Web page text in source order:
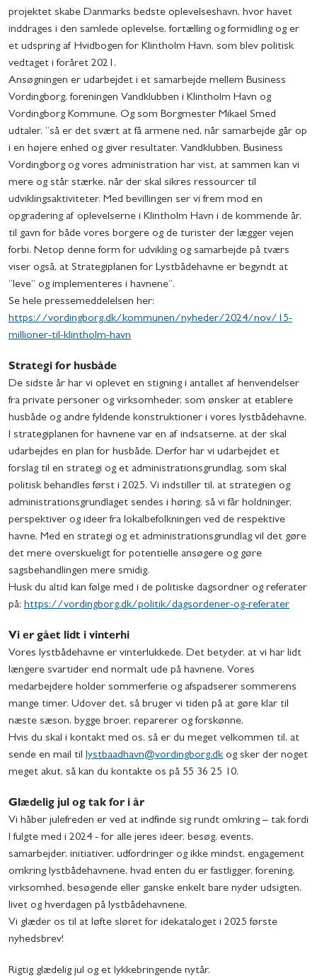
projektet skabe Danmarks bedste oplevelseshavn, hvor havet
inddrages i den samlede oplevelse, fortælling og formidling og er
et udspring af Hvidbogen for Klintholm Havn, som blev politisk
vedtaget i foråret 2021.
Ansøgningen er udarbejdet i et samarbejde mellem Business
Vordingborg, foreningen Vandklubben i Klintholm Havn og
Vordingborg Kommune. Og som Borgmester Mikael Smed
udtaler, ”så er det svært at få armene ned, når samarbejde går op
i en højere enhed og giver resultater. Vandklubben, Business
Vordingborg og vores administration har vist, at sammen kan vi
mere og står stærke, når der skal sikres ressourcer til
udviklingsaktiviteter. Med bevillingen ser vi frem mod en
opgradering af oplevelserne i Klintholm Havn i de kommende år,
til gavn for både vores borgere og de turister der lægger vejen
forbi. Netop denne form for udvikling og samarbejde på tværs
viser også, at Strategiplanen for Lystbådehavne er begyndt at
”leve” og implementeres i havnene”.
Se hele pressemeddelelsen her:
https://vordingborg.dk/kommunen/nyheder/2024/nov/15-
millioner-til-klintholm-havn
Strategi for husbåde
De sidste år har vi oplevet en stigning i antallet af henvendelser
fra private personer og virksomheder, som ønsker at etablere
husbåde og andre fyldende konstruktioner i vores lystbådehavne.
I strategiplanen for havnene var en af indsatserne, at der skal
udarbejdes en plan for husbåde. Derfor har vi udarbejdet et
forslag til en strategi og et administrationsgrundlag, som skal
politisk behandles først i 2025. Vi indstiller til, at strategien og
administrationsgrundlaget sendes i høring, så vi får holdninger,
perspektiver og ideer fra lokalbefolkningen ved de respektive
havne. Med en strategi og et administrationsgrundlag vil det gøre
det mere overskueligt for potentielle ansøgere og gøre
sagsbehandlingen mere smidig.
Husk du altid kan følge med i de politiske dagsordner og referater
på: https://vordingborg.dk/politik/dagsordener-og-referater
Vi er gået lidt i vinterhi
Vores lystbådehavne er vinterlukkede. Det betyder, at vi har lidt
længere svartider end normalt ude på havnene. Vores
medarbejdere holder sommerferie og afspadserer sommerens
mange timer. Udover det, så bruger vi tiden på at gøre klar til
næste sæson, bygge broer, reparerer og forskønne.
Hvis du skal i kontakt med os, så er du meget velkommen til, at
sende en mail til lystbaadhavn@vordingborg.dkog sker der noget
meget akut, så kan du kontakte os på 55 36 25 10.
Glædelig jul og tak for i år
Vi håber julefreden er ved at indfinde sig rundt omkring – tak fordi
I fulgte med i 2024 - for alle jeres ideer, besøg, events,
samarbejder, initiativer, udfordringer og ikke mindst, engagement
omkring lystbådehavnene, hvad enten du er fastligger, forening,
virksomhed, besøgende eller ganske enkelt bare nyder udsigten,
livet og hverdagen på lystbådehavnene.
Vi glæder os til at løfte sløret for idekataloget i 2025 første
nyhedsbrev!
Rigtig glædelig jul og et lykkebringende nytår.